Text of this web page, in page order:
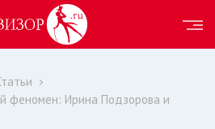
феномен: Ирина Подзорова и